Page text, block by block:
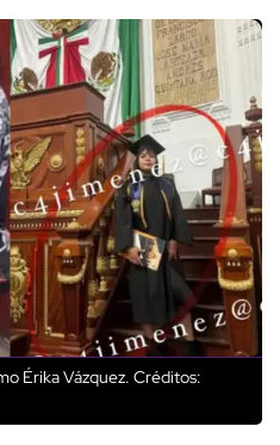
Érika Vázquez. Créditos: